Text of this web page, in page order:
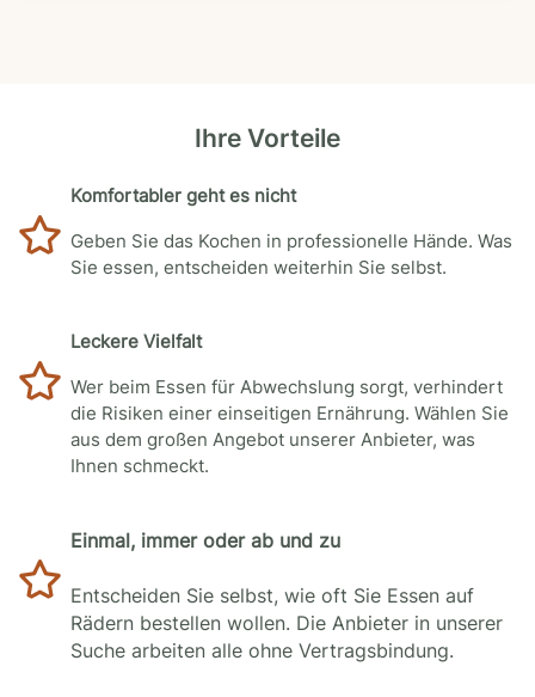
Ihre Vorteile
Komfortabler geht es nicht
Geben Sie das Kochen in professionelle Hände. Was
Sie essen, entscheiden weiterhin Sie selbst.
Leckere Vielfalt
Wer beim Essen für Abwechslung sorgt, verhindert
die Risiken einer einseitigen Ernährung. Wählen Sie
aus dem großen Angebot unserer Anbieter, was
Ihnen schmeckt.
Einmal, immer oder ab und zu
Entscheiden Sie selbst, wie oft Sie Essen auf
Rädern bestellen wollen. Die Anbieter in unserer
Suche arbeiten alle ohne Vertragsbindung.